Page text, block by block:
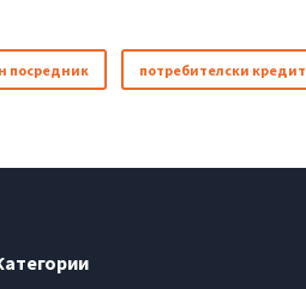
посредник потребителски кредит